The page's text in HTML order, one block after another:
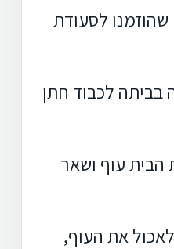
לסעודת
לכבוד חתן
עוף ושאר
את העוף,